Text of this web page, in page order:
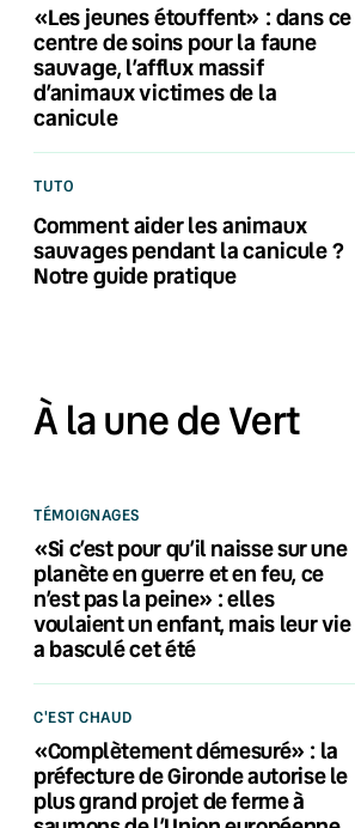
«Les jeunes étouffent» : dans ce
centre de soins pour la faune
sauvage, l’afflux massif
d’animaux victimes de la
canicule
TUTO
Comment aider les animaux
sauvages pendant la canicule ?
Notre guide pratique
À la une de Vert
TÉMOIGNAGES
«Si c’est pour qu’il naisse sur une
planète en guerre et en feu, ce
n’est pas la peine» : elles
voulaient un enfant, mais leur vie
a basculé cet été
C'EST CHAUD
«Complètement démesuré» : la
préfecture de Gironde autorise le
plus grand projet de ferme à